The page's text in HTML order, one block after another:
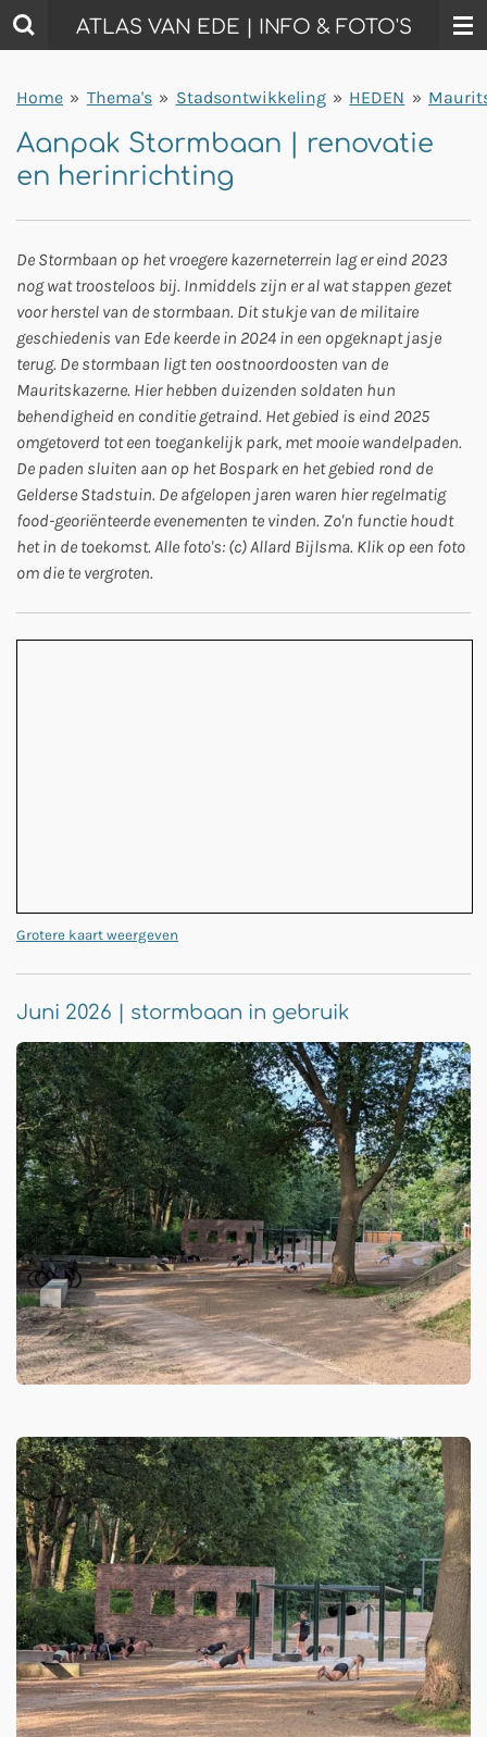
Ga
direct
de
ATLAS VAN EDE | INFO & FOTO'S
Home » Thema's » Stadsontwikkeling » HEDEN »
Aanpak Stormbaan | renovatie
en herinrichting
De Stormbaan op het vroegere kazerneterrein lag er eind 2023
nog wat troosteloos bij. Inmiddels zijn er al wat stappen gezet
voor herstel van de stormbaan. Dit stukje van de militaire
geschiedenis van Ede keerde in 2024 in een opgeknapt jasje
terug. De stormbaan ligt ten oostnoordoosten van de
Mauritskazerne. Hier hebben duizenden soldaten hun
behendigheid en conditie getraind. Het gebied is eind 2025
omgetoverd tot een toegankelijk park, met mooie wandelpaden.
De paden sluiten aan op het Bospark en het gebied rond de
Gelderse Stadstuin. De afgelopen jaren waren hier regelmatig
food-georiënteerde evenementen te vinden. Zo'n functie houdt
het in de toekomst. Alle foto's: (c) Allard Bijlsma. Klik op een foto
om die te vergroten.
Grotere kaart weergeven
Juni 2026 | stormbaan in gebruik